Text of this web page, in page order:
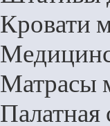
Кровати
Матрасы
Палатная